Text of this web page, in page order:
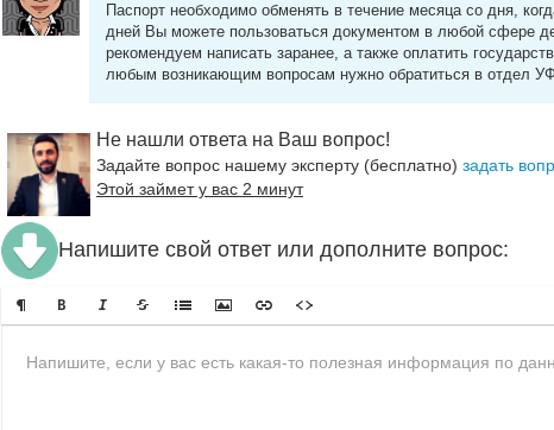
Паспорт необходимо обменять в течение месяца со дня,
дней Вы можете пользоваться документом в любой сфере
рекомендуем написать заранее, а также оплатить
любым возникающим вопросам нужно обратиться в отдел
Не нашли ответа на Ваш вопрос!
Задайте вопрос нашему эксперту (бесплатно) задать
Этой займет у вас 2 минут
Напишите свой ответ или дополните вопрос: